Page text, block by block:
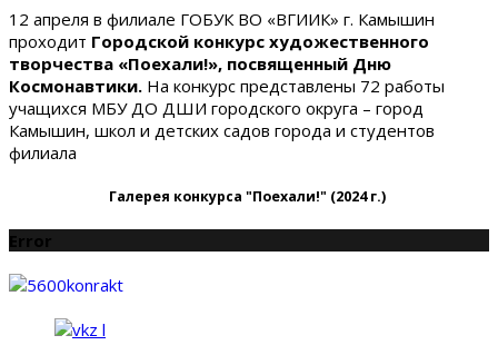
12 апреля в филиале ГОБУК ВО «ВГИИК» г. Камышин
проходит Городской конкурс художественного
творчества «Поехали!», посвященный Дню
Космонавтики. На конкурс представлены 72 работы
учащихся МБУ ДО ДШИ городского округа – город
Камышин, школ и детских садов города и студентов
филиала
Галерея конкурса "Поехали!" (2024 г.)
Error